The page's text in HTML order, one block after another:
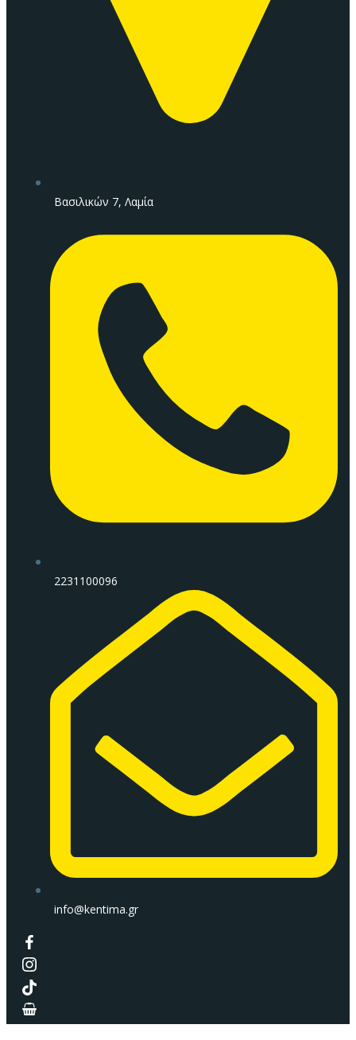
Βασιλικών 7, Λαμία
2231100096
info@kentima.gr